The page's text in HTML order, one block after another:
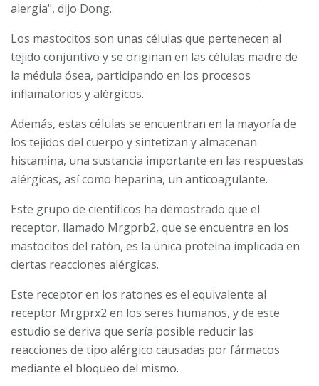
alergia", dijo Dong.
Los mastocitos son unas células que pertenecen al
tejido conjuntivo y se originan en las células madre de
la médula ósea, participando en los procesos
inflamatorios y alérgicos.
Además, estas células se encuentran en la mayoría de
los tejidos del cuerpo y sintetizan y almacenan
histamina, una sustancia importante en las respuestas
alérgicas, así como heparina, un anticoagulante.
Este grupo de científicos ha demostrado que el
receptor, llamado Mrgprb2, que se encuentra en los
mastocitos del ratón, es la única proteína implicada en
ciertas reacciones alérgicas.
Este receptor en los ratones es el equivalente al
receptor Mrgprx2 en los seres humanos, y de este
estudio se deriva que sería posible reducir las
reacciones de tipo alérgico causadas por fármacos
mediante el bloqueo del mismo.